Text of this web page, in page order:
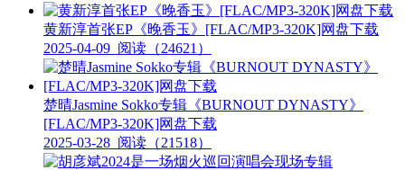
黄新淳首张EP《晚香玉》[FLAC/MP3-320K]网盘下载
2025-04-09 阅读（24621）
楚晴Jasmine Sokko专辑《BURNOUT DYNASTY》
[FLAC/MP3-320K]网盘下载
2025-03-28 阅读（21518）